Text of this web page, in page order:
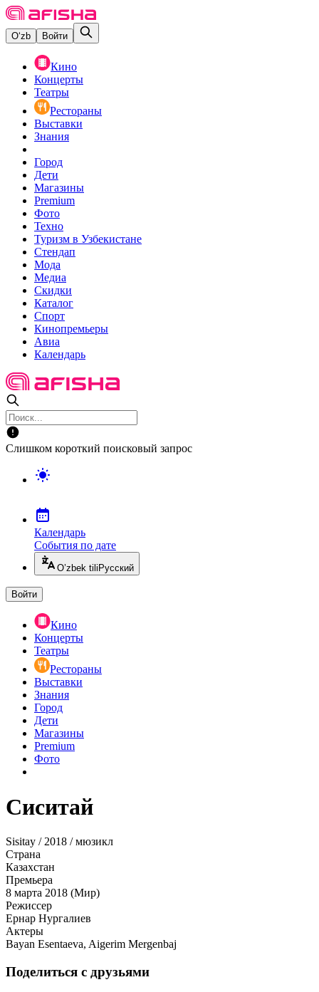
O‘zb Войти
Кино
Концерты
Театры
Рестораны
Выставки
Знания
Город
Дети
Магазины
Premium
Фото
Техно
Туризм в Узбекистане
Стендап
Мода
Медиа
Скидки
Каталог
Спорт
Кинопремьеры
Авиа
Календарь
Слишком короткий поисковый запрос
Календарь
События по дате
O’zbek tili Русский
Войти
Кино
Концерты
Театры
Рестораны
Выставки
Знания
Город
Дети
Магазины
Premium
Фото
Сиситай
Sisitay / 2018 / мюзикл
Страна
Казахстан
Премьера
8 марта 2018 (Мир)
Режиссер
Ернар Нургалиев
Актеры
Bayan Esentaeva, Aigerim Mergenbaj
Поделиться с друзьями